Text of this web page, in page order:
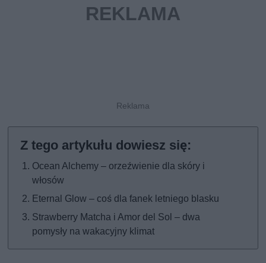
Ocean Alchemy – orzeźwienie dla skóry i
włosów
Eternal Glow – coś dla fanek letniego blasku
Strawberry Matcha i Amor del Sol – dwa
pomysły na wakacyjny klimat